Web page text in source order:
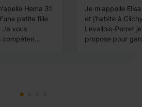
Hema 31
petite fille
Je vous
compéten...
Je m'appelle
et j'habite à
Levallois-Perret
propose pour